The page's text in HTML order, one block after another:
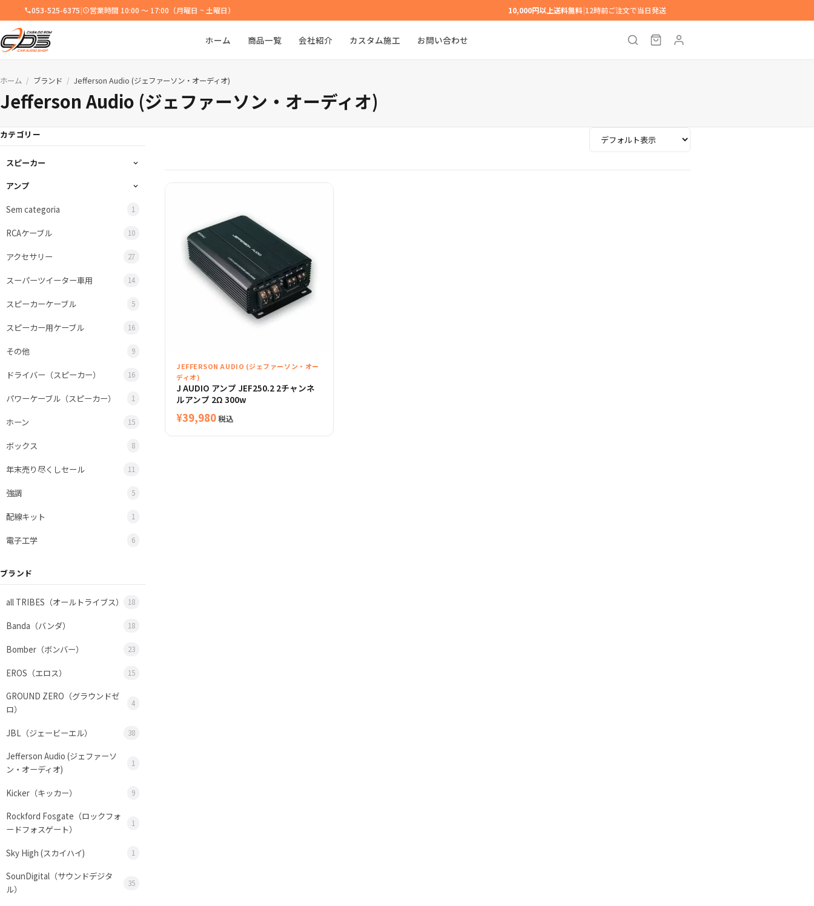
053-525-6375| 営業時間 10:00 ～ 17:00（月曜日 ~ 土曜日） 10,000円以上送料無料|12時前ご注文で当日発送
ホーム 商品一覧 会社紹介 カスタム施工 お問い合わせ
ホーム / ブランド / Jefferson Audio (ジェファーソン・オーディオ)
Jefferson Audio (ジェファーソン・オーディオ)
カテゴリー
スピーカー
アンプ
Sem categoria 1
RCAケーブル 10
アクセサリー 27
スーパーツイーター車用 14
スピーカーケーブル 5
スピーカー用ケーブル 16
その他 9
ドライバー（スピーカー） 16
パワーケーブル（スピーカー） 1
ホーン 15
ボックス 8
年末売り尽くしセール 11
強調 5
配線キット 1
電子工学 6
ブランド
all TRIBES（オールトライブス） 18
Banda（バンダ） 18
Bomber（ボンバー） 23
EROS（エロス） 15
GROUND ZERO（グラウンドゼ
ロ）
4
JBL（ジェービーエル） 38
Jefferson Audio (ジェファーソ
ン・オーディオ)
1
Kicker（キッカー） 9
Rockford Fosgate（ロックフォ
ードフォスゲート）
1
Sky High (スカイハイ) 1
SounDigital（サウンドデジタ
ル）
35
JEFFERSON AUDIO (ジェファーソン・オー
ディオ)
J AUDIO アンプ JEF250.2 2チャンネ
ルアンプ 2Ω 300w
¥39,980税込